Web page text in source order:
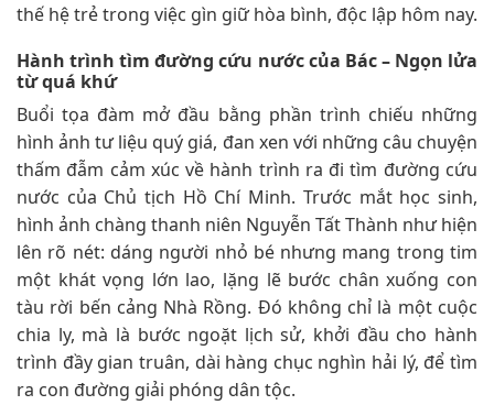
thế hệ trẻ trong việc gìn giữ hòa bình, độc lập hôm nay.
Hành trình tìm đường cứu nước của Bác – Ngọn lửa
từ quá khứ
Buổi tọa đàm mở đầu bằng phần trình chiếu những
hình ảnh tư liệu quý giá, đan xen với những câu chuyện
thấm đẫm cảm xúc về hành trình ra đi tìm đường cứu
nước của Chủ tịch Hồ Chí Minh. Trước mắt học sinh,
hình ảnh chàng thanh niên Nguyễn Tất Thành như hiện
lên rõ nét: dáng người nhỏ bé nhưng mang trong tim
một khát vọng lớn lao, lặng lẽ bước chân xuống con
tàu rời bến cảng Nhà Rồng. Đó không chỉ là một cuộc
chia ly, mà là bước ngoặt lịch sử, khởi đầu cho hành
trình đầy gian truân, dài hàng chục nghìn hải lý, để tìm
ra con đường giải phóng dân tộc.